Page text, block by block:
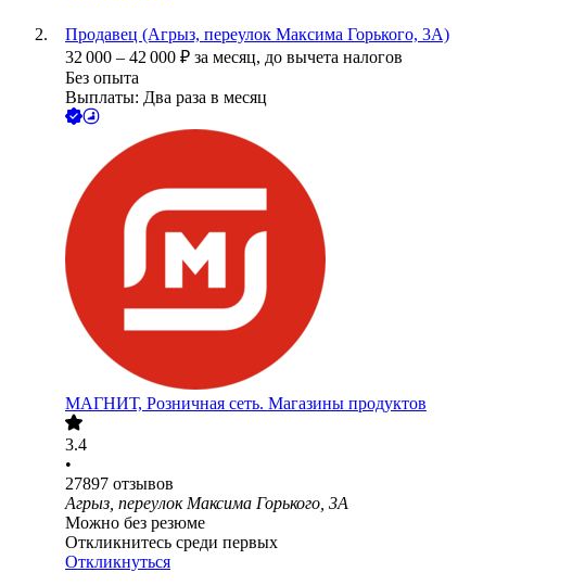
Продавец (Агрыз, переулок Максима Горького, 3А)
32 000 – 42 000 ₽ за месяц, до вычета налогов
Без опыта
Выплаты: Два раза в месяц
МАГНИТ, Розничная сеть. Магазины продуктов
3.4
•
27897 отзывов
Агрыз, переулок Максима Горького, 3А
Можно без резюме
Откликнитесь среди первых
Откликнуться